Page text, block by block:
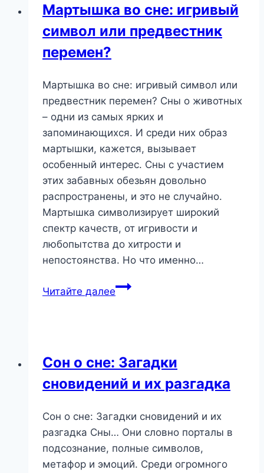
говорит
о
коммуникации
Мартышка во сне: игривый
символ или предвестник
перемен?
Мартышка во сне: игривый символ или
предвестник перемен? Сны о животных
– одни из самых ярких и
запоминающихся. И среди них образ
мартышки, кажется, вызывает
особенный интерес. Сны с участием
этих забавных обезьян довольно
распространены, и это не случайно.
Мартышка символизирует широкий
спектр качеств, от игривости и
любопытства до хитрости и
непостоянства. Но что именно…
Читайте далееМартышка
или
предвестник
Сон о сне: Загадки
сновидений и их разгадка
Сон о сне: Загадки сновидений и их
разгадка Сны… Они словно порталы в
подсознание, полные символов,
метафор и эмоций. Среди огромного